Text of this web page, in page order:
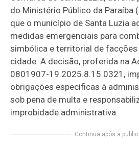
do Ministério Público da Paraíba
que o município de Santa Luzia
medidas emergenciais para
simbólica e territorial de
cidade. A decisão, proferida na
0801907-19.2025.8.15.0321,
obrigações específicas à
sob pena de multa e
improbidade administrativa.
Continua após a